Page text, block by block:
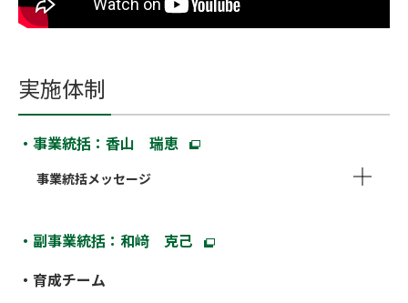
実施体制
・事業統括：香山 瑞恵
事業統括メッセージ
・副事業統括：和﨑 克己
・育成チーム